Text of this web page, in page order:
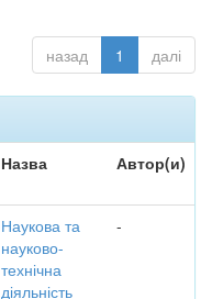
назад 1 далі
Назва Автор(и)
Наукова та
науково-
технічна
діяльність
-